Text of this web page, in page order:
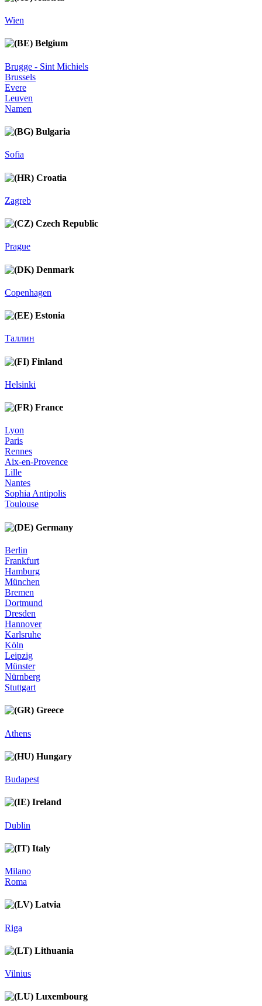
Wien
Belgium
Brugge - Sint Michiels
Brussels
Evere
Leuven
Namen
Bulgaria
Sofia
Croatia
Zagreb
Czech Republic
Prague
Denmark
Copenhagen
Estonia
Таллин
Finland
Helsinki
France
Lyon
Paris
Rennes
Aix-en-Provence
Lille
Nantes
Sophia Antipolis
Toulouse
Germany
Berlin
Frankfurt
Hamburg
München
Bremen
Dortmund
Dresden
Hannover
Karlsruhe
Köln
Leipzig
Münster
Nürnberg
Stuttgart
Greece
Athens
Hungary
Budapest
Ireland
Dublin
Italy
Milano
Roma
Latvia
Riga
Lithuania
Vilnius
Luxembourg